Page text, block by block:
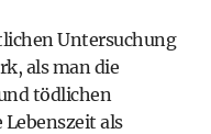
Untersuchung
als man die
tödlichen
als